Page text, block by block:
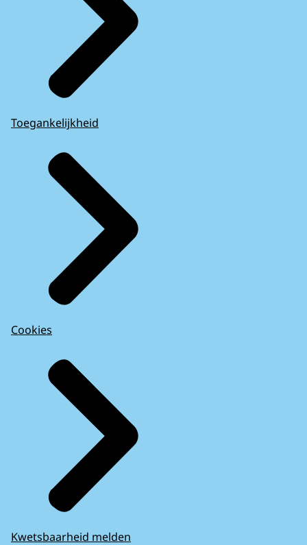
Toegankelijkheid
Cookies
Kwetsbaarheid melden